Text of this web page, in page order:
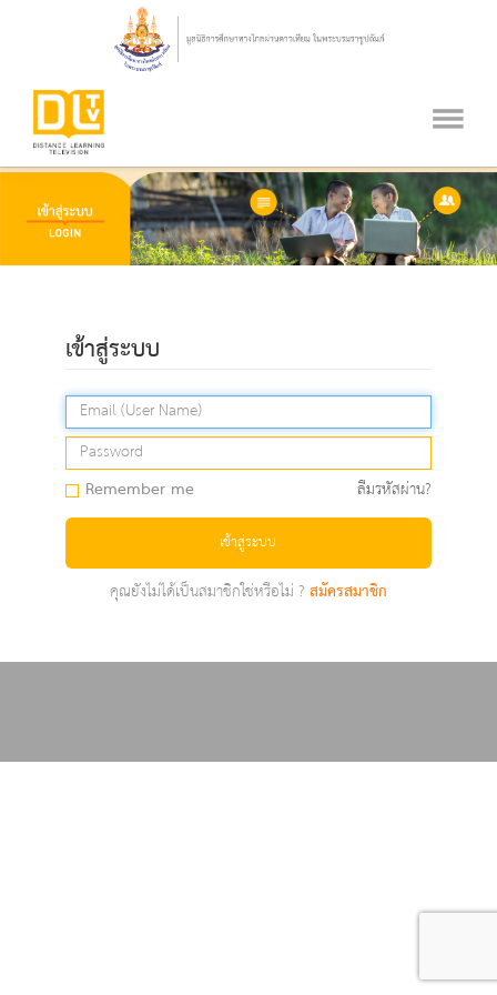
เข้าสู่ระบบ
Remember me ลืมรหัสผ่าน?
เข้าสู่ระบบ
คุณยังไม่ได้เป็นสมาชิกใช่หรือไม่ ?สมัครสมาชิก